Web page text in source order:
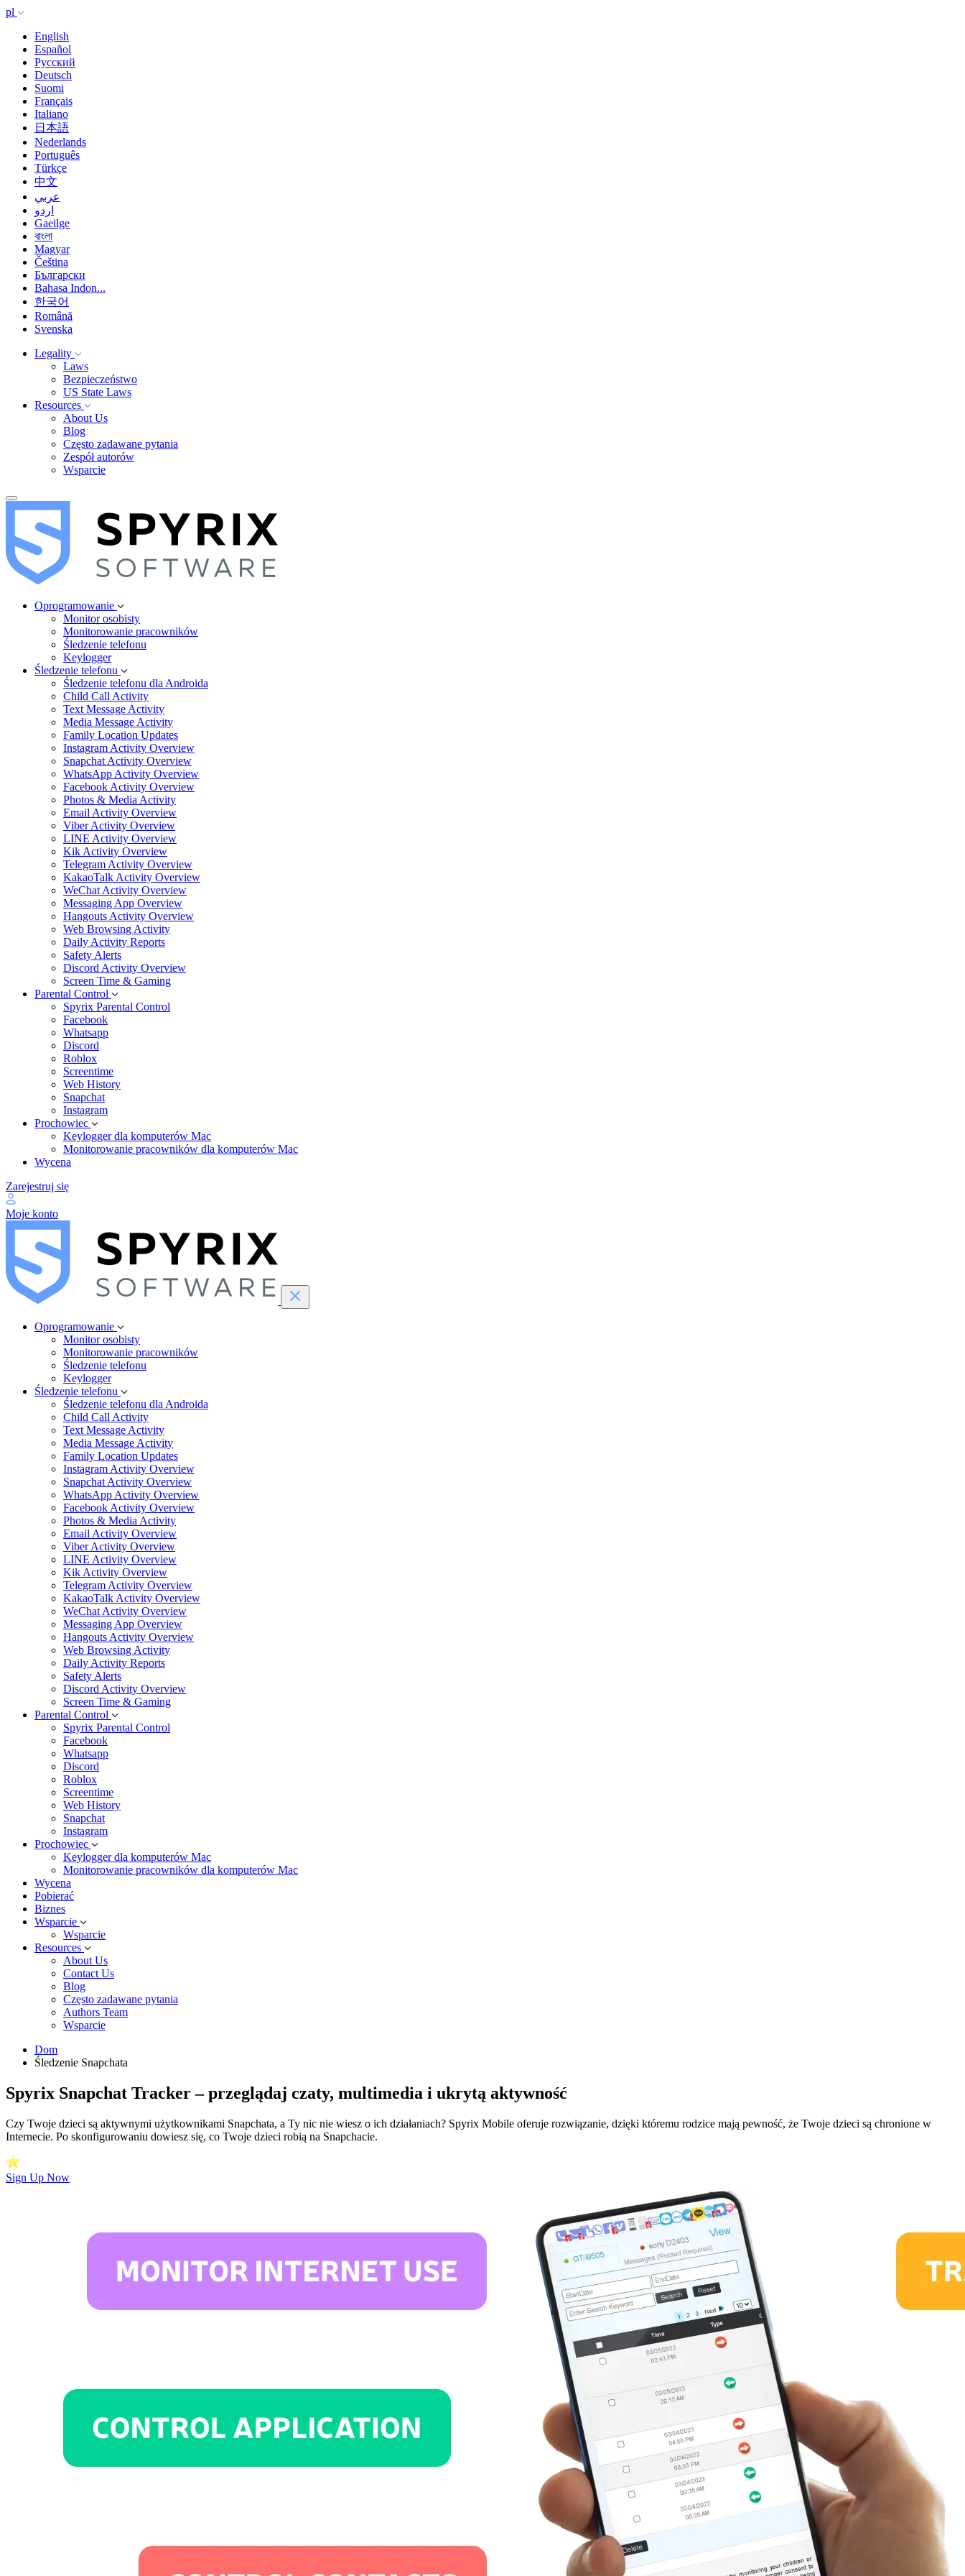
pl
English
Español
Русский
Deutsch
Suomi
Français
Italiano
日本語
Nederlands
Português
Türkçe
中文
عربي
اردو
Gaeilge
বাংলা
Magyar
Čeština
Български
Bahasa Indon...
한국어
Română
Svenska
Legality
Laws
Bezpieczeństwo
US State Laws
Resources
About Us
Blog
Często zadawane pytania
Zespół autorów
Wsparcie
Oprogramowanie
Monitor osobisty
Monitorowanie pracowników
Śledzenie telefonu
Keylogger
Śledzenie telefonu
Śledzenie telefonu dla Androida
Child Call Activity
Text Message Activity
Media Message Activity
Family Location Updates
Instagram Activity Overview
Snapchat Activity Overview
WhatsApp Activity Overview
Facebook Activity Overview
Photos & Media Activity
Email Activity Overview
Viber Activity Overview
LINE Activity Overview
Kik Activity Overview
Telegram Activity Overview
KakaoTalk Activity Overview
WeChat Activity Overview
Messaging App Overview
Hangouts Activity Overview
Web Browsing Activity
Daily Activity Reports
Safety Alerts
Discord Activity Overview
Screen Time & Gaming
Parental Control
Spyrix Parental Control
Facebook
Whatsapp
Discord
Roblox
Screentime
Web History
Snapchat
Instagram
Prochowiec
Keylogger dla komputerów Mac
Monitorowanie pracowników dla komputerów Mac
Wycena
Zarejestruj się
Moje konto
Oprogramowanie
Monitor osobisty
Monitorowanie pracowników
Śledzenie telefonu
Keylogger
Śledzenie telefonu
Śledzenie telefonu dla Androida
Child Call Activity
Text Message Activity
Media Message Activity
Family Location Updates
Instagram Activity Overview
Snapchat Activity Overview
WhatsApp Activity Overview
Facebook Activity Overview
Photos & Media Activity
Email Activity Overview
Viber Activity Overview
LINE Activity Overview
Kik Activity Overview
Telegram Activity Overview
KakaoTalk Activity Overview
WeChat Activity Overview
Messaging App Overview
Hangouts Activity Overview
Web Browsing Activity
Daily Activity Reports
Safety Alerts
Discord Activity Overview
Screen Time & Gaming
Parental Control
Spyrix Parental Control
Facebook
Whatsapp
Discord
Roblox
Screentime
Web History
Snapchat
Instagram
Prochowiec
Keylogger dla komputerów Mac
Monitorowanie pracowników dla komputerów Mac
Wycena
Pobierać
Biznes
Wsparcie
Wsparcie
Resources
About Us
Contact Us
Blog
Często zadawane pytania
Authors Team
Wsparcie
Dom
Śledzenie Snapchata
Spyrix Snapchat Tracker – przeglądaj czaty, multimedia i ukrytą aktywność
Czy Twoje dzieci są aktywnymi użytkownikami Snapchata, a Ty nic nie wiesz o ich działaniach? Spyrix Mobile oferuje rozwiązanie, dzięki któremu rodzice mają pewność, że Twoje dzieci są chronione w
Internecie. Po skonfigurowaniu dowiesz się, co Twoje dzieci robią na Snapchacie.
Sign Up Now